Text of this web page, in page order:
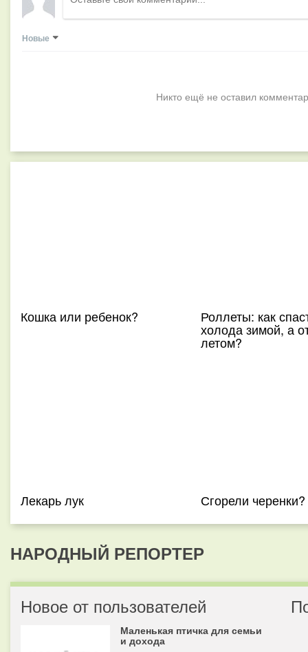
Новые
Никто ещё не оставил
Кошка или ребенок? Роллеты: как
холода зимой, а
летом?
Лекарь лук Сгорели черенки?
НАРОДНЫЙ РЕПОРТЕР
Новое от пользователей
Маленькая птичка для семьи
и дохода